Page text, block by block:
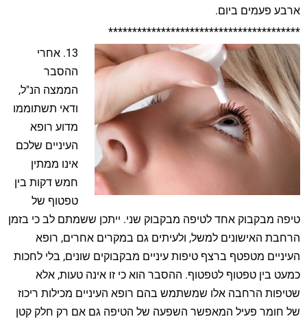
ארבע פעמים ביום.
****************************************
13. אחרי
ההסבר
הממצה הנ"ל,
ודאי תשתוממו
מדוע רופא
העיניים שלכם
אינו ממתין
חמש דקות בין
טפטוף של
טיפה מבקבוק אחד לטיפה מבקבוק שני. ייתכן ששמתם לב כי בזמן
הרחבת האישונים למשל, ולעיתים גם במקרים אחרים, רופא
העיניים מטפטף ברצף טיפות עיניים מבקבוקים שונים, בלי לחכות
כמעט בין טפטוף לטפטוף. ההסבר הוא כי זו אינה טעות, אלא
שטיפות הרחבה אלו שמשתמש בהם רופא העיניים מכילות ריכוז
של חומר פעיל המאפשר השפעה של הטיפה גם אם רק חלק קטן